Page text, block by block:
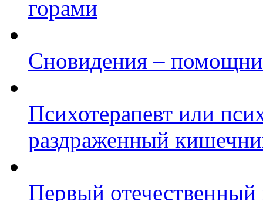
горами
Сновидения –
Психотерапевт или
раздраженный
Первый отечественный